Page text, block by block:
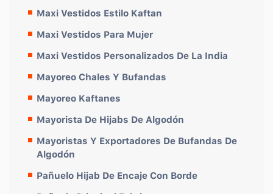
Maxi Vestidos Estilo Kaftan
Maxi Vestidos Para Mujer
Maxi Vestidos Personalizados De La India
Mayoreo Chales Y Bufandas
Mayoreo Kaftanes
Mayorista De Hijabs De Algodón
Mayoristas Y Exportadores De Bufandas De
Algodón
Pañuelo Hijab De Encaje Con Borde